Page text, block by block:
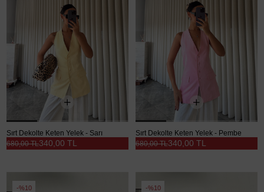
Sırt Dekolte Keten Yelek - Sarı
340,00 TL
680,00 TL
Sırt Dekolte Keten Yelek - Pembe
340,00 TL
680,00 TL
%10 %10